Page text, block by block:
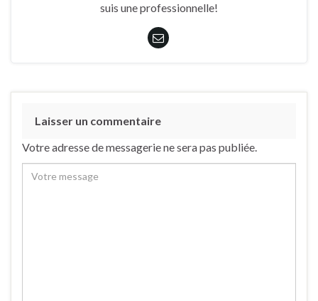
suis une professionnelle!
Laisser un commentaire
Votre adresse de messagerie ne sera pas publiée.